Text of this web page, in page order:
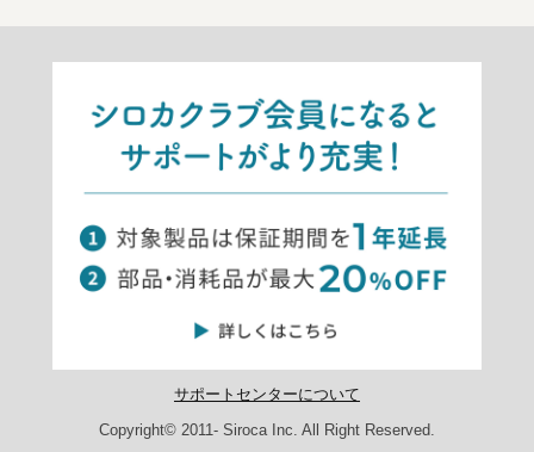
サポートセンターについて
Copyright© 2011- Siroca Inc. All Right Reserved.